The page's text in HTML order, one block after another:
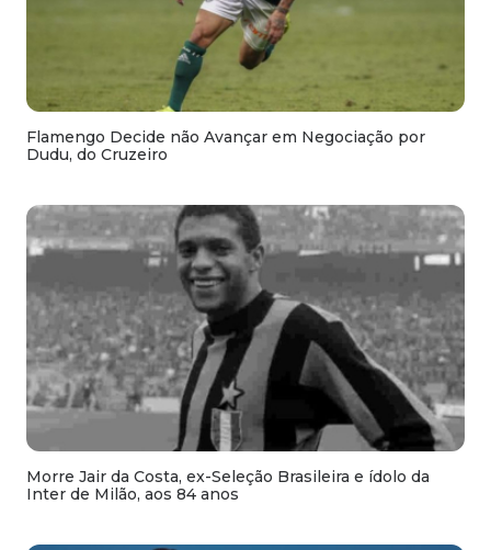
Flamengo Decide não Avançar em Negociação por
Dudu, do Cruzeiro
Morre Jair da Costa, ex-Seleção Brasileira e ídolo da
Inter de Milão, aos 84 anos